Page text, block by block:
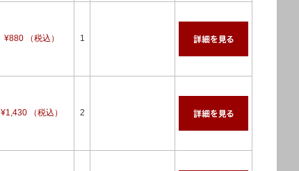
¥880 （税込） 1
¥1,430 （税込） 2